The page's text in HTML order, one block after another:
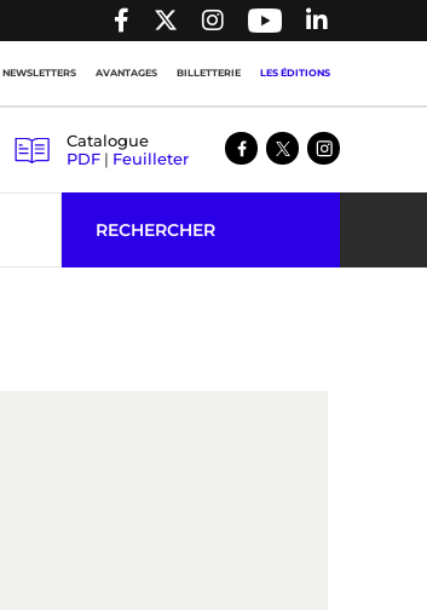
NEWSLETTERS AVANTAGES BILLETTERIE LES ÉDITIONS
Catalogue
PDF | Feuilleter
RECHERCHER